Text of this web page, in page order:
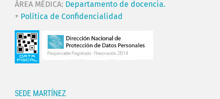
ÁREA MÉDICA: Departamento de docencia.
+ Política de Confidencialidad
SEDE MARTÍNEZ